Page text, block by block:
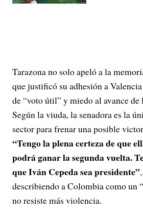
Tarazona no solo apeló a la
que justificó su adhesión a
de “voto útil” y miedo al avance
Según la viuda, la senadora es la
sector para frenar una posible
“Tengo la plena certeza de que
podrá ganar la segunda vuelta.
que Iván Cepeda sea presidente”
describiendo a Colombia como un
no resiste más violencia.